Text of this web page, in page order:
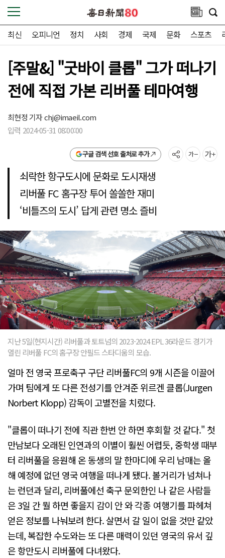
최신 오피니언 정치 사회 경제 국제 문화 스포츠
[주말&] "굿바이 클롭" 그가 떠나기
전에 직접 가본 리버풀 테마여행
최현정 기자chj@imaeil.com
입력 2024-05-31 08:00:00
구글 검색 선호 출처로 추가
쇠락한 항구도시에 문화로 도시재생
리버풀 FC 홈구장 투어 쏠쏠한 재미
‘비틀즈의 도시’ 답게 관련 명소 즐비
지난 5일(현지시간) 리버풀과 토트넘의 2023-2024 EPL 36라운드 경기가
열린 리버풀 FC의 홈구장 안필드 스타디움의 모습.
얼마 전 영국 프로축구 구단 리버풀FC의 9개 시즌을 이끌어
가며 팀에게 또 다른 전성기를 안겨준 위르겐 클롭(Jurgen
Norbert Klopp) 감독이 고별전을 치렀다.
"클롭이 떠나기 전에 직관 한번 안 하면 후회할 것 같다." 첫
만남보다 오래된 인연과의 이별이 훨씬 어렵듯, 중학생 때부
터 리버풀을 응원해 온 동생의 말 한마디에 우리 남매는 올
해 예정에 없던 영국 여행을 떠나게 됐다. 볼거리가 넘쳐나
는 런던과 달리, 리버풀에선 축구 문외한인 나 같은 사람들
은 3일 간 뭘 하면 좋을지 감이 안 와 각종 여행기를 파헤쳐
얻은 정보를 나눠보려 한다. 살면서 갈 일이 없을 것만 같았
는데, 복잡한 수도와는 또 다른 매력이 있던 영국의 유서 깊
은 항만도시 리버풀에 다녀왔다.